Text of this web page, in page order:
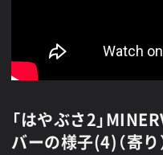
「はやぶさ2」
バーの様子(4)（寄り